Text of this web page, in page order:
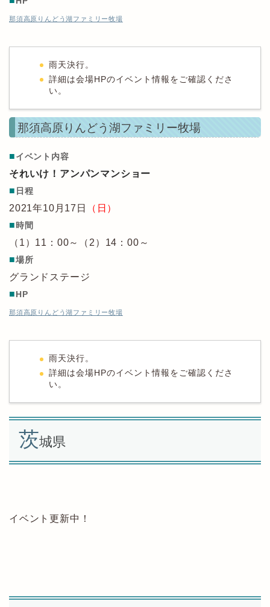
那須高原りんどう湖ファミリー牧場
雨天決行。
詳細は会場HPのイベント情報をご確認くださ
い。
那須高原りんどう湖ファミリー牧場
■イベント内容
それいけ！アンパンマンショー
■ 日程
2021年10月17日
（日）
■時間
（1）11：00～（2）14：00～
■場所
グランドステージ
■HP
那須高原りんどう湖ファミリー牧場
雨天決行。
詳細は会場HPのイベント情報をご確認くださ
い。
茨城県
イベント更新中！